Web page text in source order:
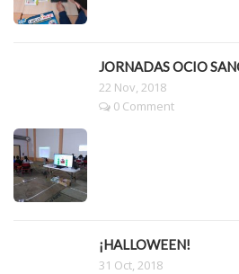
JORNADAS OCIO
22 Nov, 2018
0 Comment
¡HALLOWEEN!
31 Oct, 2018